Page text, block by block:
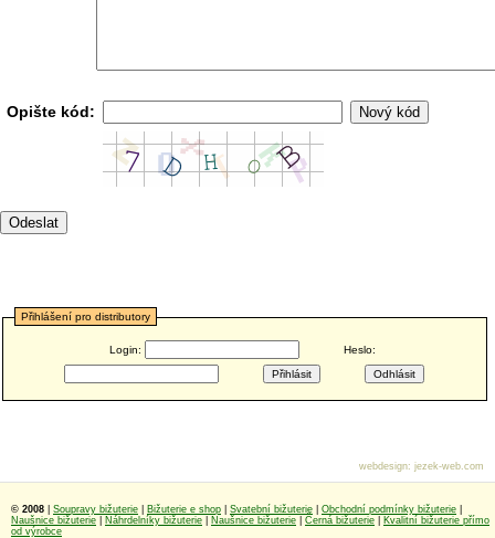
Opište kód:
Přihlášení pro distributory
Login: Heslo:
© 2008 Soupravy bižuterie Bižuterie e shop Svatební bižuterie Obchodní podmínky bižuterie
Naušnice bižuterie
Náhrdelníky bižuterie Naušnice bižuterie Černá bižuterie
Kvalitní bižuterie přímo
od výrobce
webdesign: jezek-web.com